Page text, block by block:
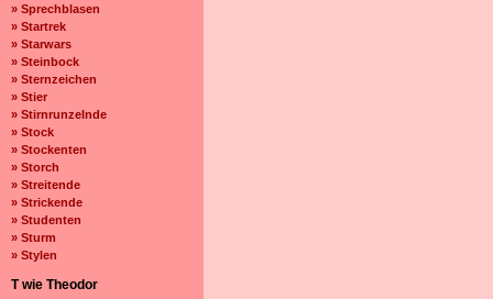
» Sprechblasen
» Startrek
» Starwars
» Steinbock
» Sternzeichen
» Stier
» Stirnrunzelnde
» Stock
» Stockenten
» Storch
» Streitende
» Strickende
» Studenten
» Sturm
» Stylen
T wie Theodor